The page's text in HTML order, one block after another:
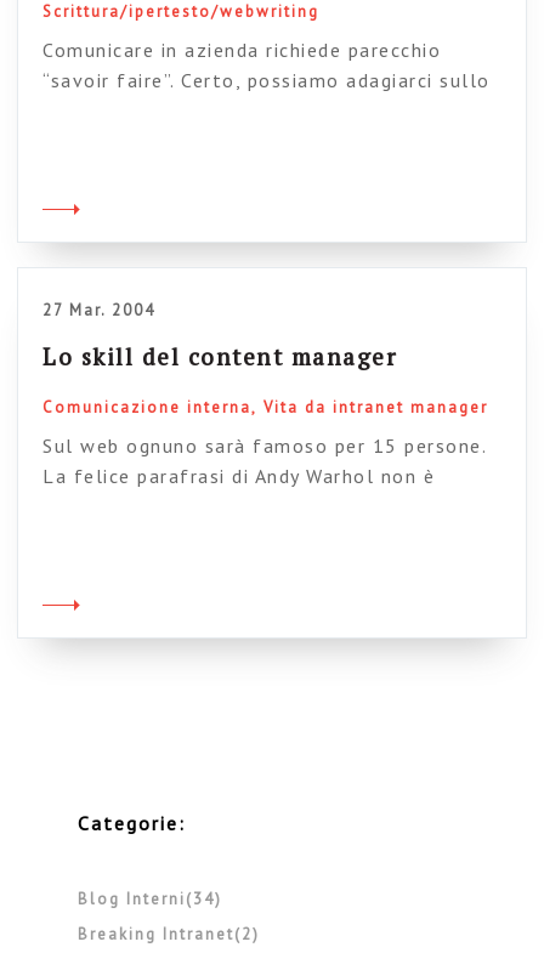
Scrittura/ipertesto/webwriting
Comunicare in azienda richiede parecchio
“savoir faire”. Certo, possiamo adagiarci sullo
stili in cui vi riconoscete? Quali vi sembrano
spinto Si è concluso in data odierna l’incontro
27 Mar. 2004
Lo skill del content manager
Comunicazione interna Vita da intranet manager
Sul web ognuno sarà famoso per 15 persone.
La felice parafrasi di Andy Warhol non è
quali mi hanno chiesto spesso delucidazioni sul
Categorie:
Blog Interni(34)
Breaking Intranet(2)